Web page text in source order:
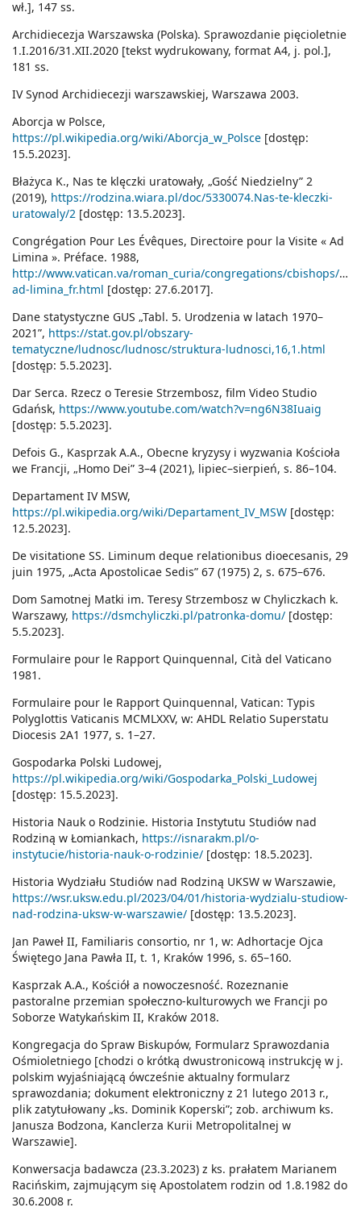
wł.], 147 ss.
Archidiecezja Warszawska (Polska). Sprawozdanie pięcioletnie
1.I.2016/31.XII.2020 [tekst wydrukowany, format A4, j. pol.],
181 ss.
IV Synod Archidiecezji warszawskiej, Warszawa 2003.
Aborcja w Polsce,
https://pl.wikipedia.org/wiki/Aborcja_w_Polsce [dostęp:
15.5.2023].
Błażyca K., Nas te klęczki uratowały, „Gość Niedzielny” 2
(2019), https://rodzina.wiara.pl/doc/5330074.Nas-te-kleczki-
uratowaly/2 [dostęp: 13.5.2023].
Congrégation Pour Les Évêques, Directoire pour la Visite « Ad
Limina ». Préface. 1988,
http://www.vatican.va/roman_curia/congregations/cbishops/
ad-limina_fr.html [dostęp: 27.6.2017].
Dane statystyczne GUS „Tabl. 5. Urodzenia w latach 1970–
2021”, https://stat.gov.pl/obszary-
tematyczne/ludnosc/ludnosc/struktura-ludnosci,16,1.html
[dostęp: 5.5.2023].
Dar Serca. Rzecz o Teresie Strzembosz, film Video Studio
Gdańsk, https://www.youtube.com/watch?v=ng6N38Iuaig
[dostęp: 5.5.2023].
Defois G., Kasprzak A.A., Obecne kryzysy i wyzwania Kościoła
we Francji, „Homo Dei” 3–4 (2021), lipiec–sierpień, s. 86–104.
Departament IV MSW,
https://pl.wikipedia.org/wiki/Departament_IV_MSW [dostęp:
12.5.2023].
De visitatione SS. Liminum deque relationibus dioecesanis, 29
juin 1975, „Acta Apostolicae Sedis” 67 (1975) 2, s. 675–676.
Dom Samotnej Matki im. Teresy Strzembosz w Chyliczkach k.
Warszawy, https://dsmchyliczki.pl/patronka-domu/ [dostęp:
5.5.2023].
Formulaire pour le Rapport Quinquennal, Cità del Vaticano
1981.
Formulaire pour le Rapport Quinquennal, Vatican: Typis
Polyglottis Vaticanis MCMLXXV, w: AHDL Relatio Superstatu
Diocesis 2A1 1977, s. 1–27.
Gospodarka Polski Ludowej,
https://pl.wikipedia.org/wiki/Gospodarka_Polski_Ludowej
[dostęp: 15.5.2023].
Historia Nauk o Rodzinie. Historia Instytutu Studiów nad
Rodziną w Łomiankach, https://isnarakm.pl/o-
instytucie/historia-nauk-o-rodzinie/ [dostęp: 18.5.2023].
Historia Wydziału Studiów nad Rodziną UKSW w Warszawie,
https://wsr.uksw.edu.pl/2023/04/01/historia-wydzialu-studiow-
nad-rodzina-uksw-w-warszawie/ [dostęp: 13.5.2023].
Jan Paweł II, Familiaris consortio, nr 1, w: Adhortacje Ojca
Świętego Jana Pawła II, t. 1, Kraków 1996, s. 65–160.
Kasprzak A.A., Kościół a nowoczesność. Rozeznanie
pastoralne przemian społeczno-kulturowych we Francji po
Soborze Watykańskim II, Kraków 2018.
Kongregacja do Spraw Biskupów, Formularz Sprawozdania
Ośmioletniego [chodzi o krótką dwustronicową instrukcję w j.
polskim wyjaśniającą ówcześnie aktualny formularz
sprawozdania; dokument elektroniczny z 21 lutego 2013 r.,
plik zatytułowany „ks. Dominik Koperski”; zob. archiwum ks.
Janusza Bodzona, Kanclerza Kurii Metropolitalnej w
Warszawie].
Konwersacja badawcza (23.3.2023) z ks. prałatem Marianem
Racińskim, zajmującym się Apostolatem rodzin od 1.8.1982 do
30.6.2008 r.